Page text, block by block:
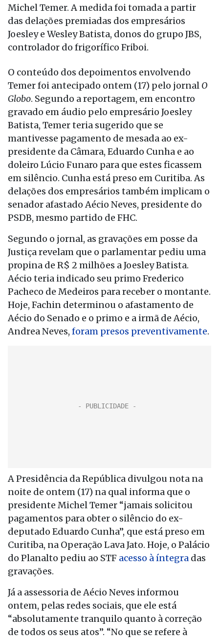
Michel Temer. A medida foi tomada a partir
das delações premiadas dos empresários
Joesley e Wesley Batista, donos do grupo JBS,
controlador do frigorífico Friboi.
O conteúdo dos depoimentos envolvendo
Temer foi antecipado ontem (17) pelo jornal O
Globo. Segundo a reportagem, em encontro
gravado em áudio pelo empresário Joesley
Batista, Temer teria sugerido que se
mantivesse pagamento de mesada ao ex-
presidente da Câmara, Eduardo Cunha e ao
doleiro Lúcio Funaro para que estes ficassem
em silêncio. Cunha está preso em Curitiba. As
delações dos empresários também implicam o
senador afastado Aécio Neves, presidente do
PSDB, mesmo partido de FHC.
Segundo o jornal, as gravações em posse da
Justiça revelam que o parlamentar pediu uma
propina de R$ 2 milhões a Joesley Batista.
Aécio teria indicado seu primo Frederico
Pacheco de Medeiros para receber o montante.
Hoje, Fachin determinou o afastamento de
Aécio do Senado e o primo e a irmã de Aécio,
Andrea Neves, foram presos preventivamente.
A Presidência da República divulgou nota na
noite de ontem (17) na qual informa que o
presidente Michel Temer “jamais solicitou
pagamentos para obter o silêncio do ex-
deputado Eduardo Cunha”, que está preso em
Curitiba, na Operação Lava Jato. Hoje, o Palácio
do Planalto pediu ao STF acesso à íntegra das
gravações.
Já a assessoria de Aécio Neves informou
ontem, pelas redes sociais, que ele está
“absolutamente tranquilo quanto à correção
de todos os seus atos”. “No que se refere à